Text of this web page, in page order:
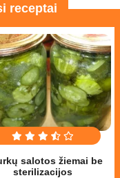
receptai
salotos žiemai be
sterilizacijos